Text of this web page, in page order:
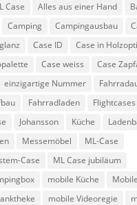
Case Alles aus einer Hand
Camping Campingausbau
Case ID
Case in
Case weiss
Case
einzigartige Nummer
Fahrradladen
Flightcases
Johansson Küche
Messemöbel
ML-Case
Case
ML Case jubiläum
mobile Küche
mobile Videoregie